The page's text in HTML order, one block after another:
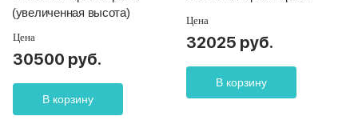
(увеличенная высота)
Цена
30500 руб.
В корзину
Цена
32025 руб.
В корзину